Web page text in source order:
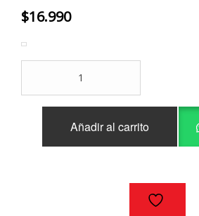
$16.990
(PAR)
CITROEN
Añadir al carrito